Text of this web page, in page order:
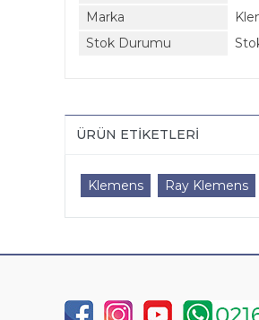
Marka
Stok Durumu
ÜRÜN ETIKETLERI
Klemens Ray Klemens